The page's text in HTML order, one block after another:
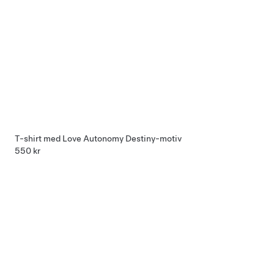
T-shirt med Love Autonomy Destiny-motiv
550 kr